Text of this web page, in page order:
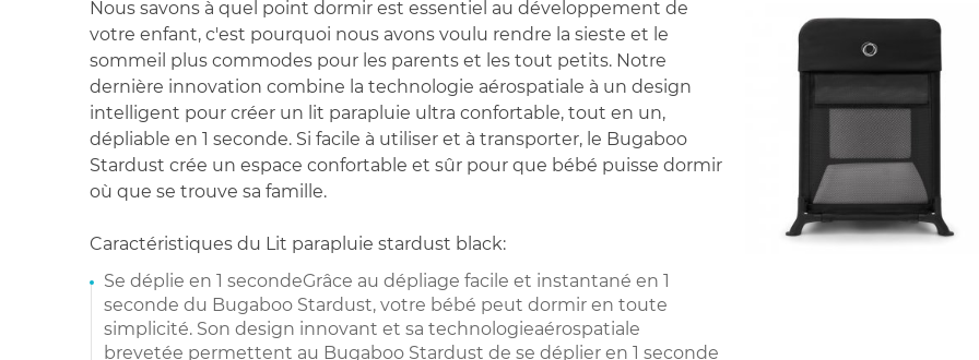
Nous savons à quel point dormir est essentiel au développement de
votre enfant, c'est pourquoi nous avons voulu rendre la sieste et le
sommeil plus commodes pour les parents et les tout petits. Notre
dernière innovation combine la technologie aérospatiale à un design
intelligent pour créer un lit parapluie ultra confortable, tout en un,
dépliable en 1 seconde. Si facile à utiliser et à transporter, le Bugaboo
Stardust crée un espace confortable et sûr pour que bébé puisse dormir
où que se trouve sa famille.
Caractéristiques du Lit parapluie stardust black:
Se déplie en 1 secondeGrâce au dépliage facile et instantané en 1
seconde du Bugaboo Stardust, votre bébé peut dormir en toute
simplicité. Son design innovant et sa technologieaérospatiale
brevetée permettent au Bugaboo Stardust de se déplier en 1 seconde